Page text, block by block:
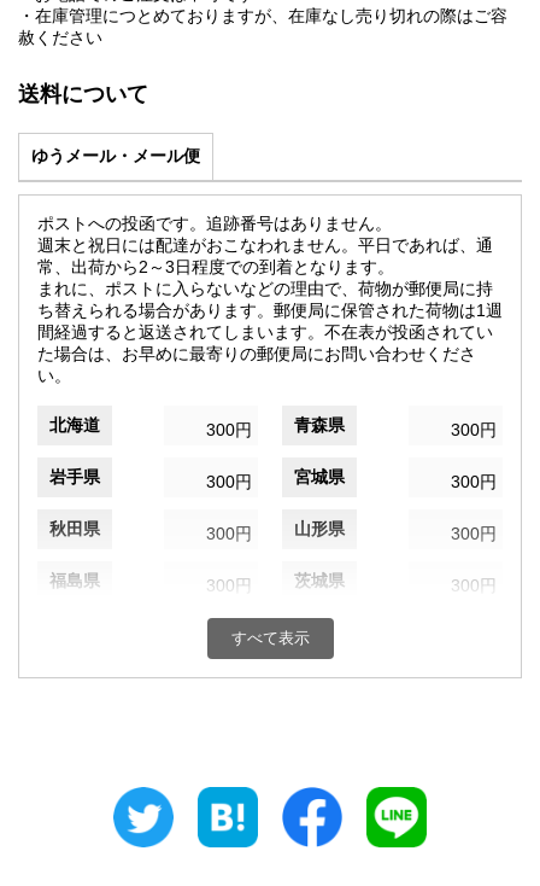
・在庫管理につとめておりますが、在庫なし売り切れの際はご容
赦ください
送料について
ゆうメール・メール便
ポストへの投函です。追跡番号はありません。
週末と祝日には配達がおこなわれません。平日であれば、通
常、出荷から2～3日程度での到着となります。
まれに、ポストに入らないなどの理由で、荷物が郵便局に持
ち替えられる場合があります。郵便局に保管された荷物は1週
間経過すると返送されてしまいます。不在表が投函されてい
た場合は、お早めに最寄りの郵便局にお問い合わせくださ
い。
北海道 300円 青森県 300円
岩手県 300円 宮城県 300円
秋田県 300円 山形県 300円
福島県 300円 茨城県 300円
300円 群馬県
埼玉県 千葉県
300円 富山県
300円 福井県
すべて表示